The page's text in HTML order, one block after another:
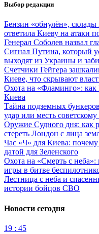
Выбор редакции
Бензин «обнулён», склады
ответила Киеву на атаки
Генерал Соболев назвал
Сигнал Путина, который
выходят из Украины и
Счетчики Гейгера
Киеве, что скрывают
Охота на «Фламинго»: как
Киева
Тайна подземных
удар или месть
Оружие Судного дня: как
стереть Лондон с лица
Час «Ч» для Киева: почему
датой для Зеленского
Охота на «Смерть с неба»:
игры в битве
Лестница с неба и
истории бойцов СВО
Новости сегодня
19 : 45